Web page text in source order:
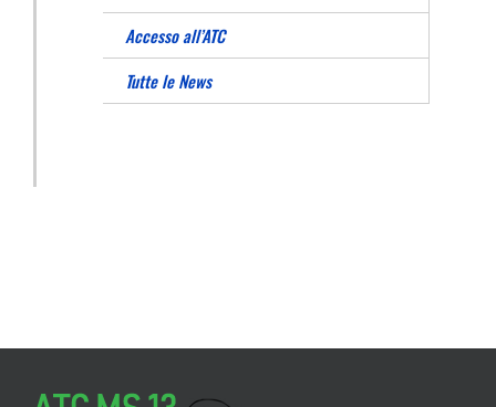
Accesso all’ATC
Tutte le News